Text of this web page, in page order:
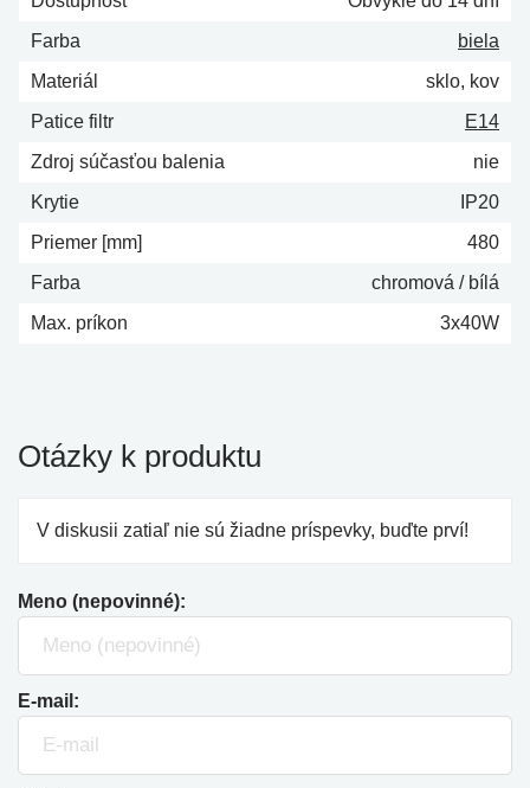
Farba
biela
Materiál
sklo, kov
Patice filtr
E14
Zdroj súčasťou balenia
nie
Krytie
IP20
Priemer [mm]
480
Farba
chromová / bílá
Max. príkon
3x40W
Otázky k produktu
V diskusii zatiaľ nie sú žiadne príspevky, buďte prví!
Meno (nepovinné):
E-mail: